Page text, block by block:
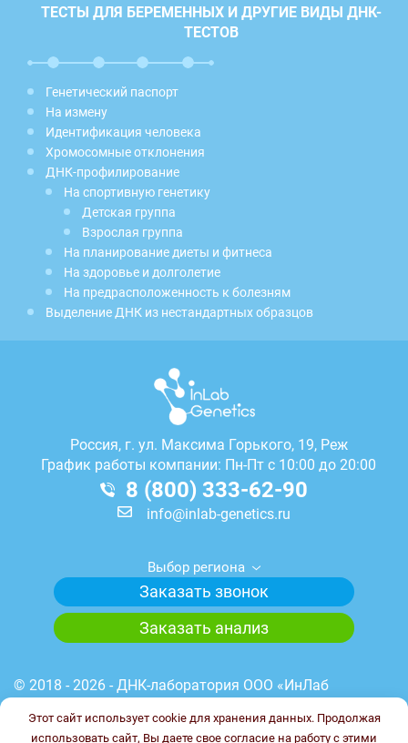
ТЕСТЫ ДЛЯ БЕРЕМЕННЫХ И ДРУГИЕ ВИДЫ ДНК-
ТЕСТОВ
Генетический паспорт
На измену
Идентификация человека
Хромосомные отклонения
ДНК-профилирование
На спортивную генетику
Детская группа
Взрослая группа
На планирование диеты и фитнеса
На здоровье и долголетие
На предрасположенность к болезням
Выделение ДНК из нестандартных образцов
Россия, г. ул. Максима Горького, 19, Реж
График работы компании: Пн-Пт с 10:00 до 20:00
8 (800) 333-62-90
info@inlab-genetics.ru
Выбор региона
Заказать звонок
Заказать анализ
© 2018 - 2026 - ДНК-лаборатория ООО «ИнЛаб
Л041-01148-78/00644845 от 23.03.2023 г. ИНН
Этот сайт использует cookie для хранения данных. Продолжая
использовать сайт, Вы даете свое согласие на работу с этими